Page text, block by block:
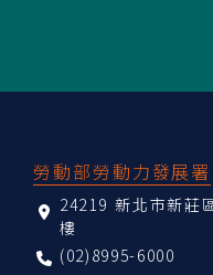
勞動部勞動力發展署
24219 新北市新莊
樓
(02)8995-6000